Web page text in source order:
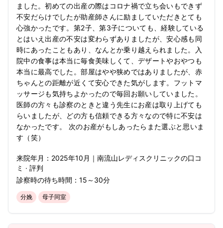
ました。初めての出産の際はコロナ禍で立ち会いもできず
不安だらけでしたが助産師さんに励ましていただきとても
心強かったです。第2子、第3子についても、経験している
とはいえ出産の不安は変わらずありましたが、安心感も同
時にあったこともあり、なんとか乗り越えられました。入
院中の食事は本当に毎食美味しくて、デザートやおやつも
本当に最高でした。部屋はやや狭めではありましたが、赤
ちゃんとの距離が近くて安心できた気がします。フットマ
ッサージも気持ちよかったので毎回お願いしていました。
医師の方々も診察のときと違う先生にお産は取り上げても
らいましたが、どの方も信頼できる方々なので特に不安は
なかったです。 次のお産がもしあったらまた選ぶと思いま
す（笑）
来院年月： 2025年10月 ｜ 南流山レディスクリニックの口コ
ミ · 評判
診察時の待ち時間： 15～30分
分娩 母子同室